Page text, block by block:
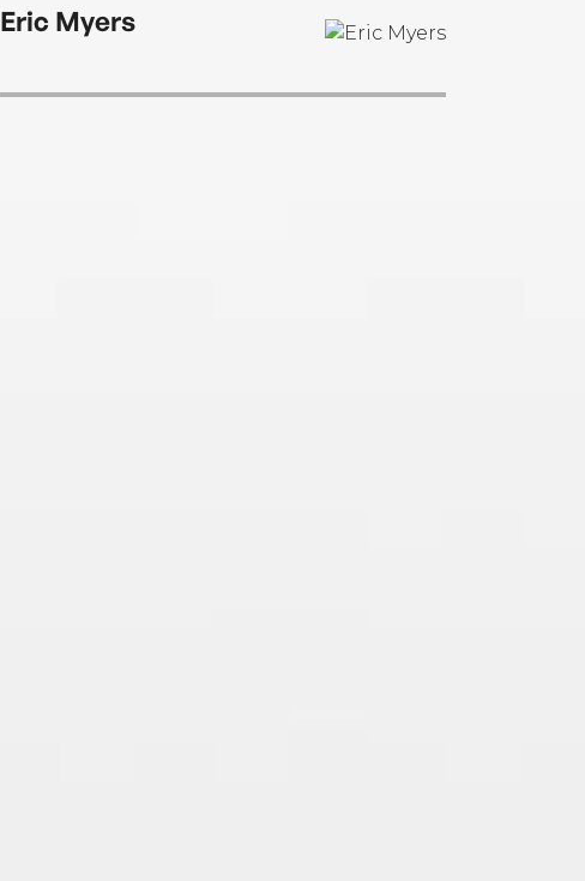
Eric Myers